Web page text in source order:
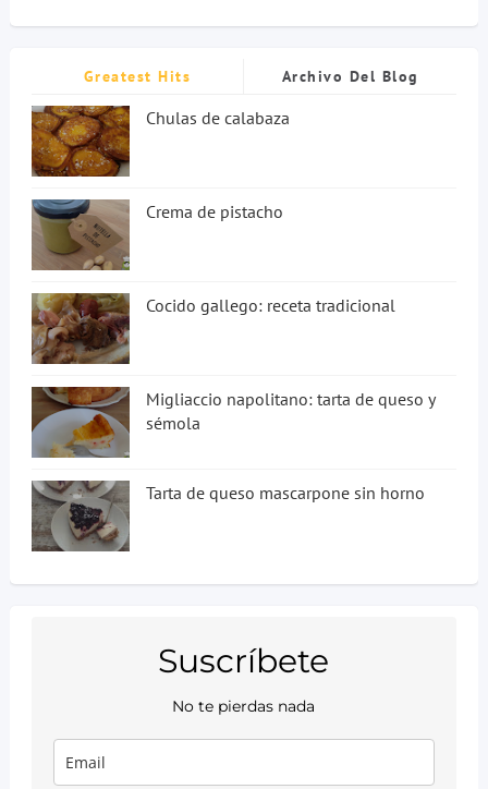
Greatest Hits Archivo Del Blog
Chulas de calabaza
Crema de pistacho
Cocido gallego: receta tradicional
Migliaccio napolitano: tarta de queso y
sémola
Tarta de queso mascarpone sin horno
Suscríbete
No te pierdas nada